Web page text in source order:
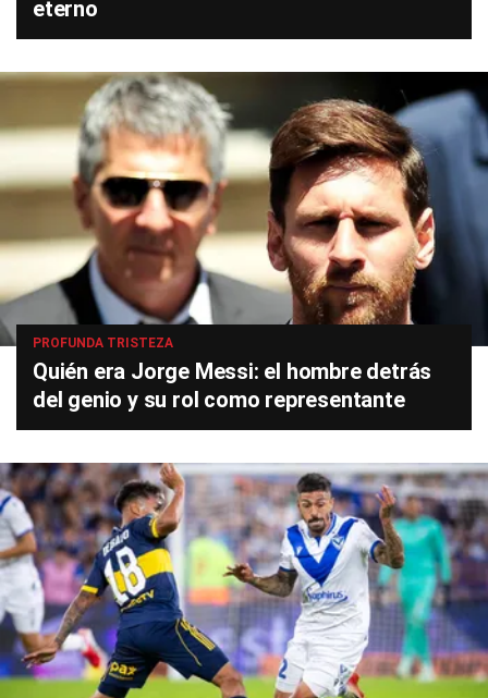
eterno
PROFUNDA TRISTEZA
Quién era Jorge Messi: el hombre detrás
del genio y su rol como representante